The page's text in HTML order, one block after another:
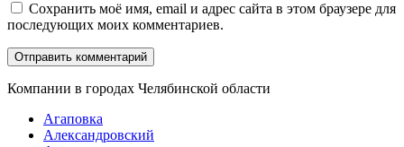
Сохранить моё имя, email и адрес сайта в этом браузере для
последующих моих комментариев.
Компании в городах Челябинской области
Агаповка
Александровский